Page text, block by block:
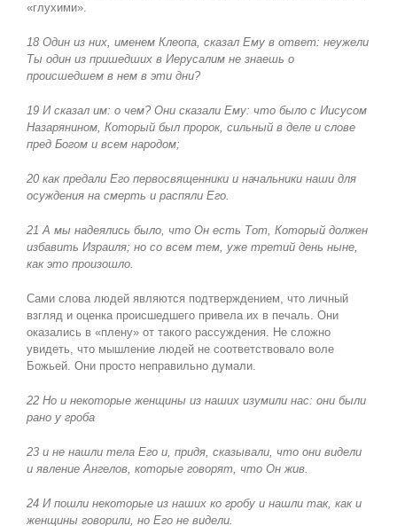
«глухими».
18 Один из них, именем Клеопа, сказал Ему в ответ: неужели
Ты один из пришедших в Иерусалим не знаешь о
происшедшем в нем в эти дни?
19 И сказал им: о чем? Они сказали Ему: что было с Иисусом
Назарянином, Который был пророк, сильный в деле и слове
пред Богом и всем народом;
20 как предали Его первосвященники и начальники наши для
осуждения на смерть и распяли Его.
21 А мы надеялись было, что Он есть Тот, Который должен
избавить Израиля; но со всем тем, уже третий день ныне,
как это произошло.
Сами слова людей являются подтверждением, что личный
взгляд и оценка происшедшего привела их в печаль. Они
оказались в «плену» от такого рассуждения. Не сложно
увидеть, что мышление людей не соответствовало воле
Божьей. Они просто неправильно думали.
22 Но и некоторые женщины из наших изумили нас: они были
рано у гроба
23 и не нашли тела Его и, придя, сказывали, что они видели
и явление Ангелов, которые говорят, что Он жив.
24 И пошли некоторые из наших ко гробу и нашли так, как и
женщины говорили, но Его не видели.